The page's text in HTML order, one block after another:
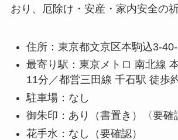
おり、厄除け・安産・家内安全の祈
住所：東京都文京区本駒込3-
最寄り駅：東京メトロ 南北線
11分／都営三田線 千石駅 徒歩
駐車場：なし
御朱印：あり（書置き）〈要確
花手水：なし（要確認）